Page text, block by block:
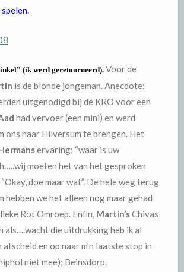
(ik werd geretourneerd). Voor de
is de blonde jongeman. Anecdote:
uitgenodigd bij de KRO voor een
had vervoer (een mini) en werd
ons naar Hilversum te brengen. Het
ervaring; “waar is uw
moeten het van het gesproken
doe maar wat”. De hele weg terug
hebben we het alleen nog maar gehad
Rot Omroep. Enfin, Martin’sChivas
als….wacht die uitdrukking heb ik al
en op naar m’n laatste stop in
niet mee); Beinsdorp.